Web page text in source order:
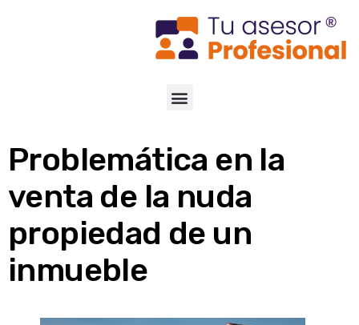
Problemática en la
venta de la nuda
propiedad de un
inmueble